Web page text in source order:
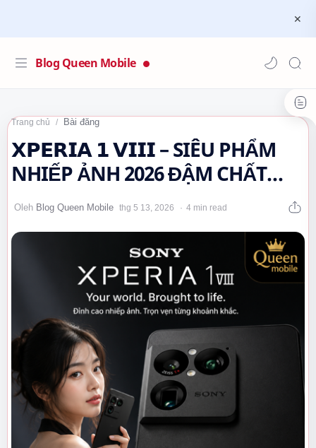
Blog Queen Mobile
Trang chủ Bài đăng
𝗫𝗣𝗘𝗥𝗜𝗔 𝟭 𝗩𝗜𝗜𝗜 – SIÊU PHẨM
NHIẾP ẢNH 2026 ĐẬM CHẤT
SONY ALPHA 🌿🤔…
4 min read